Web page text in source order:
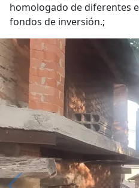
homologado de diferentes
fondos de inversión.;